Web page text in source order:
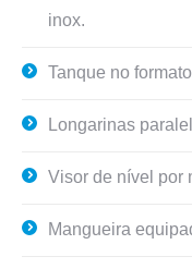
inox.
Tanque no
Longarinas
Visor de nível por
Mangueira